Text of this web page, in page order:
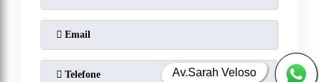
Av.Sarah Veloso